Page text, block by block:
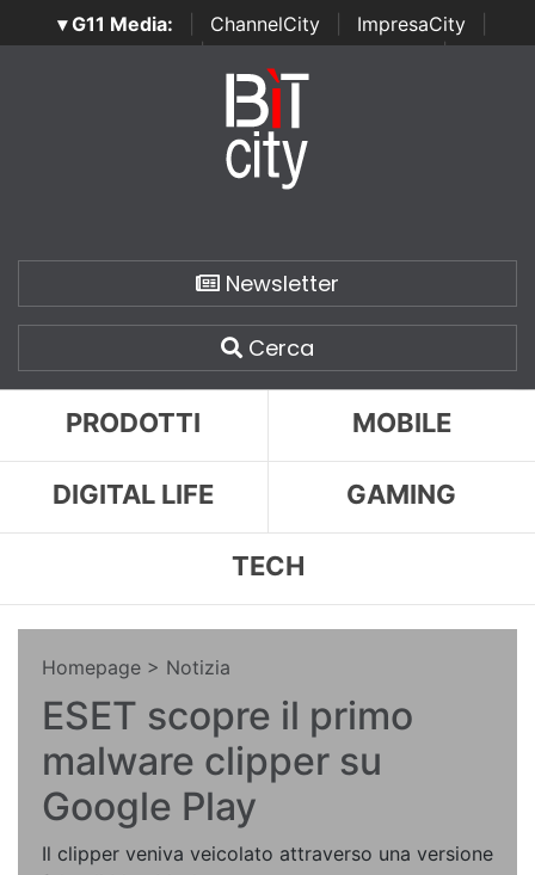
▾ G11 Media: ChannelCity ImpresaCity
SecurityOpenLab | Italian Channel Awards | Italian
Italian Security Awards
Newsletter
Cerca
PRODOTTI MOBILE
DIGITAL LIFE GAMING
TECH
Homepage > Notizia
ESET scopre il primo
malware clipper su
Google Play
Il clipper veniva veicolato attraverso una versione